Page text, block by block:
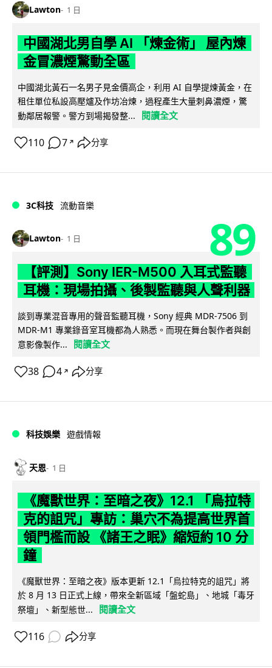
Lawton 1 日
中國湖北男自學 AI 「煉金術」 屋內煉
金冒濃煙驚動全區
中國湖北黃石一名男子見金價高企，利用 AI 自學提煉黃金，在
租住單位私設高壓爐及作坊冶煉，過程產生大量刺鼻濃煙，驚
動鄰居報警。警方到場揭發整...
閱讀全文
110 7 ↗ 分享
3C科技 流動音樂
Lawton 1 日 89
【評測】Sony IER-M500 入耳式監聽
耳機：現場拍攝、後製監聽與人聲利器
談到專業混音專用的聲音監聽耳機，Sony 經典 MDR-7506 到
MDR-M1 專業錄音室耳機都為人熟悉。而現在舞台製作者與創
意影像製作...
閱讀全文
38 4 ↗ 分享
科技娛樂 遊戲情報
天恩 1 日
《魔獸世界：至暗之夜》12.1 「烏拉特
克的詛咒」專訪：巢穴不為提高世界首
領門檻而設 《諸王之眠》縮短約 10 分
鐘
《魔獸世界：至暗之夜》版本更新 12.1「烏拉特克的詛咒」將
於 8 月 13 日正式上線，帶來全新區域「盤蛇島」、地城「毒牙
祭壇」、新型態世...
閱讀全文
116 分享